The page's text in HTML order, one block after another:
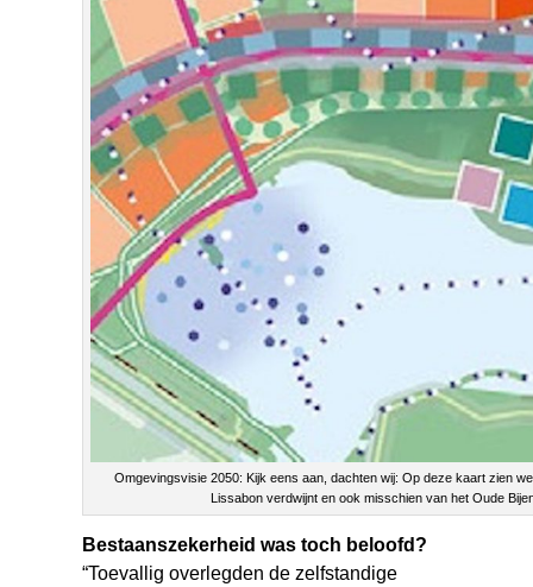
Omgevingsvisie 2050: Kijk eens aan, dachten wij: Op deze kaart zien
Lissabon verdwijnt en ook misschien van het Oude
Bestaanszekerheid was toch beloofd?
“Toevallig overlegden de zelfstandige